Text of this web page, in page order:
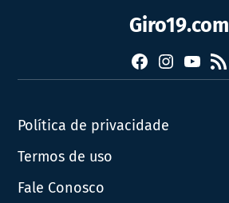
Giro19.com
FacebookInstagram
YouTube
RSS
Política de privacidade
Termos de uso
Fale Conosco